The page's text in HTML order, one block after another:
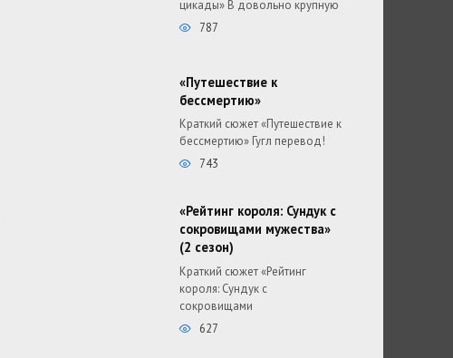
цикады» В довольно крупную
787
«Путешествие к
бессмертию»
Краткий сюжет «Путешествие к
бессмертию» Гугл перевод!
743
«Рейтинг короля: Сундук с
сокровищами мужества»
(2 сезон)
Краткий сюжет «Рейтинг
короля: Сундук с
сокровищами
627